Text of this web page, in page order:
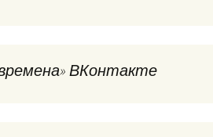
ВКонтакте